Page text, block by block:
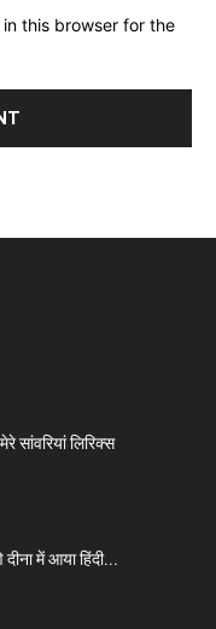
this browser for the
सांवरियां लिरिक्स
दीना में आया हिंदी...